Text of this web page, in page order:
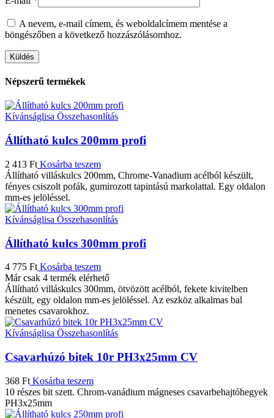
A nevem, e-mail címem, és weboldalcímem mentése a
böngészőben a következő hozzászólásomhoz.
Népszerű termékek
Kívánságlisa Összehasonlítás
Állítható kulcs 200mm profi
2 413 Ft Kosárba teszem
Állítható villáskulcs 200mm, Chrome-Vanadium acélból készült,
fényes csiszolt pofák, gumirozott tapintású markolattal. Egy oldalon
mm-es jelöléssel.
Kívánságlisa Összehasonlítás
Állítható kulcs 300mm profi
4 775 Ft Kosárba teszem
Már csak 4 termék elérhető
Állítható villáskulcs 300mm, ötvözött acélból, fekete kivitelben
készült, egy oldalon mm-es jelöléssel. Az eszköz alkalmas bal
menetes csavarokhoz.
Kívánságlisa Összehasonlítás
Csavarhúzó bitek 10r PH3x25mm CV
368 Ft Kosárba teszem
10 részes bit szett. Chrom-vanádium mágneses csavarbehajtóhegyek
PH3x25mm